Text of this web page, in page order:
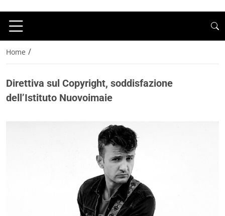
Home /
Direttiva sul Copyright, soddisfazione
dell’Istituto Nuovoimaie